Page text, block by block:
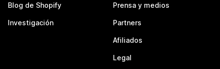
Blog de Shopify
Investigación
Prensa y medios
Partners
Afiliados
Legal